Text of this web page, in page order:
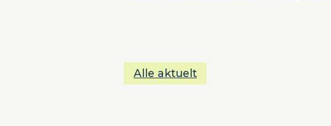
Alle aktuelt